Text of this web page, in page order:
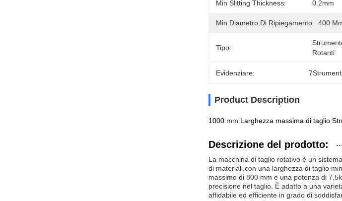
Min Slitting Thickness: 0.2mm
Min Diametro Di Ripiegamento: 400
Tipo:
Rotanti
Evidenziare:
Product Description
1000 mm Larghezza massima di taglio
Descrizione del prodotto:
La macchina di taglio rotativo è un
di materiali.con una larghezza di taglio
massimo di 800 mm e una potenza di
precisione nel taglio. È adatto a una
affidabile ed efficiente in grado di